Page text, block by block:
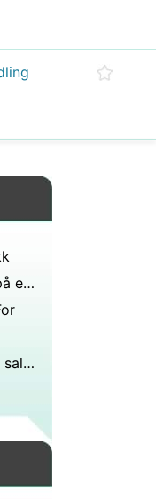
Hjem rettsmidler for å bringe på en tid Tidlig
Naturlige urter som inneholder salicylatforbindelser